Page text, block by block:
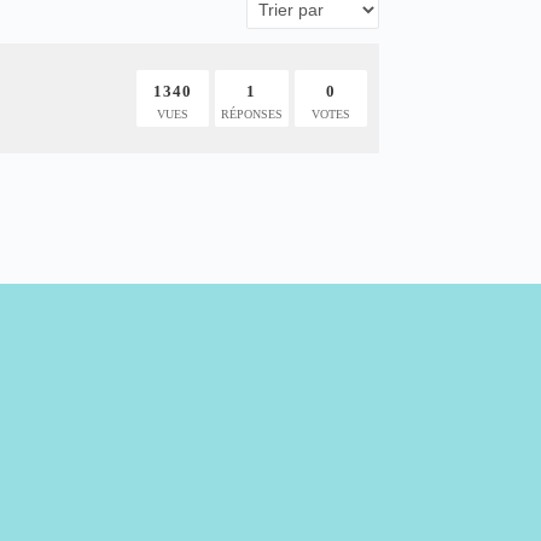
1340
VUES
1
RÉPONSES
0
VOTES